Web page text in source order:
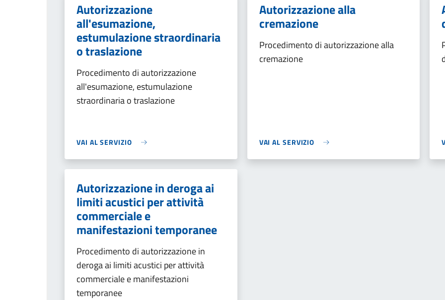
Autorizzazione
all'esumazione,
estumulazione straordinaria
o traslazione
Procedimento di autorizzazione
all'esumazione, estumulazione
straordinaria o traslazione
VAI AL SERVIZIO
Autorizzazione alla
cremazione
Procedimento di autorizzazione alla
cremazione
VAI AL SERVIZIO
Autorizzazione in deroga ai
limiti acustici per attività
commerciale e
manifestazioni temporanee
Procedimento di autorizzazione in
deroga ai limiti acustici per attività
commerciale e manifestazioni
temporanee